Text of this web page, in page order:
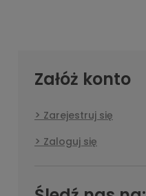
Załóż konto
Zarejestruj się
Zaloguj się